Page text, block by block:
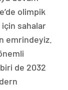
olimpik
sahalar
emrindeyiz.
de 2032